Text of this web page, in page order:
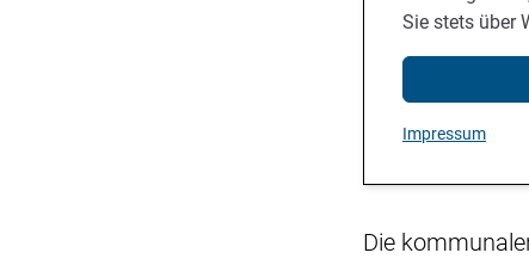
Sie stets über
Impressum
Die